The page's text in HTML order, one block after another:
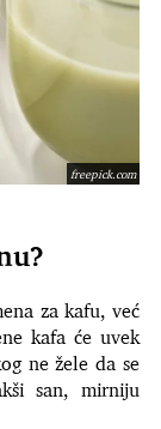
freepick.com
za kafu, već
kafa će uvek
ne žele da se
san, mirniju